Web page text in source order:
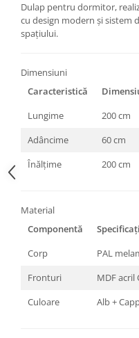
Dulap pentru dormitor,
cu design modern și sistem
spațiului.
Dimensiuni
Caracteristică
Lungime
200 cm
Adâncime
60 cm
Înălțime
200 cm
Material
Componentă
Corp
PAL
Fronturi
MDF acril
Culoare
Alb +